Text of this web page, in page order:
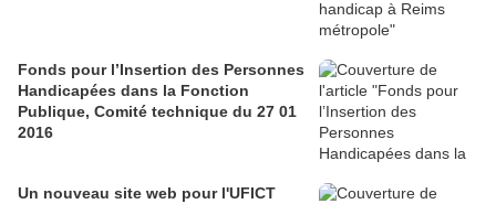
Fonds pour l’Insertion des Personnes
Handicapées dans la Fonction
Publique, Comité technique du 27 01
2016
Un nouveau site web pour l'UFICT